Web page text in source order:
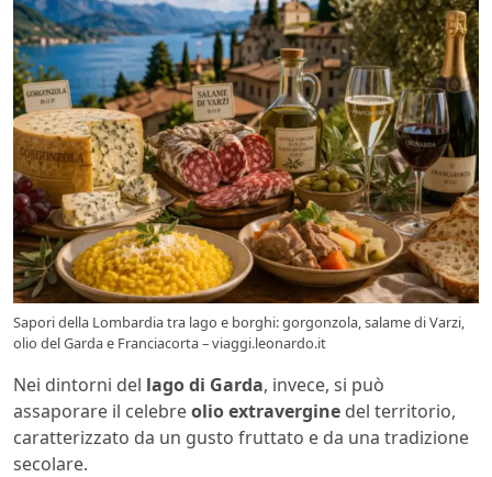
Sapori della Lombardia tra lago e borghi: gorgonzola, salame di Varzi,
olio del Garda e Franciacorta – viaggi.leonardo.it
Nei dintorni del lago di Garda, invece, si può
assaporare il celebreolio extravergine del territorio,
caratterizzato da un gusto fruttato e da una tradizione
secolare.